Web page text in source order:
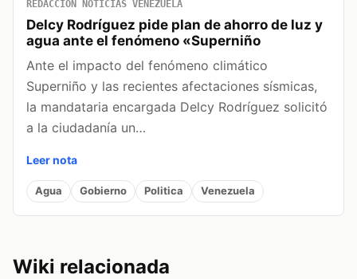
REDACCIÓN NOTICIAS VENEZUELA
Delcy Rodríguez pide plan de ahorro de luz y
agua ante el fenómeno «Superniño
Ante el impacto del fenómeno climático
Superniño y las recientes afectaciones sísmicas,
la mandataria encargada Delcy Rodríguez solicitó
a la ciudadanía un…
Leer nota
Agua Gobierno Politica Venezuela
Wiki relacionada